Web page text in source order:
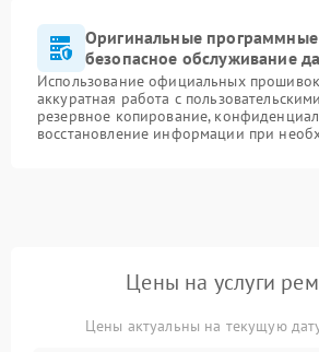
Оригинальные
безопасное обслуживание
Использование официальных
аккуратная работа с
резервное копирование,
восстановление информации при
Цены на услуги
Цены актуальны на текущую